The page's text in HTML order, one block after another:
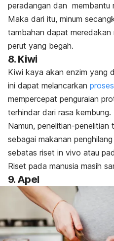
peradangan dan membantu
Maka dari itu, minum
tambahan dapat
perut yang begah.
8. Kiwi
Kiwi kaya akan enzim yang
ini dapat melancarkan
mempercepat penguraian
terhindar dari rasa kembung.
Namun, penelitian-
sebagai makanan
sebatas riset in vivo atau
Riset pada manusia masih
9. Apel